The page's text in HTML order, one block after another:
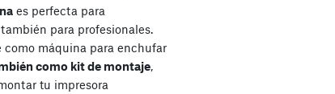
es perfecta para
para profesionales.
como máquina para enchufar
como kit de montaje,
tu impresora